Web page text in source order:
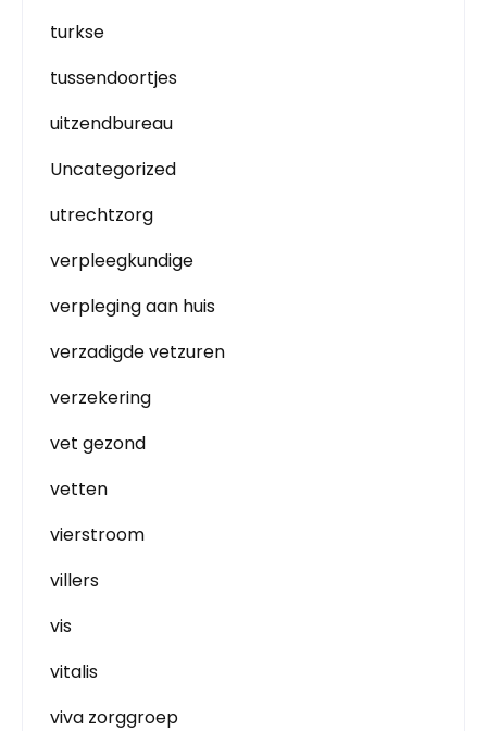
turkse
tussendoortjes
uitzendbureau
Uncategorized
utrechtzorg
verpleegkundige
verpleging aan huis
verzadigde vetzuren
verzekering
vet gezond
vetten
vierstroom
villers
vis
vitalis
viva zorggroep